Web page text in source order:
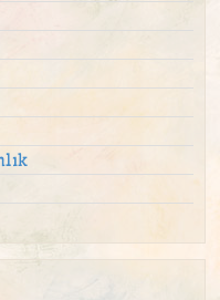
adak
adak
adak
satış yeri